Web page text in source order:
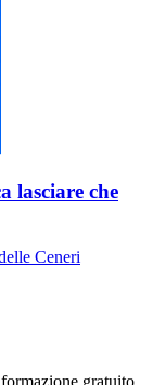
lasciare che
Ceneri